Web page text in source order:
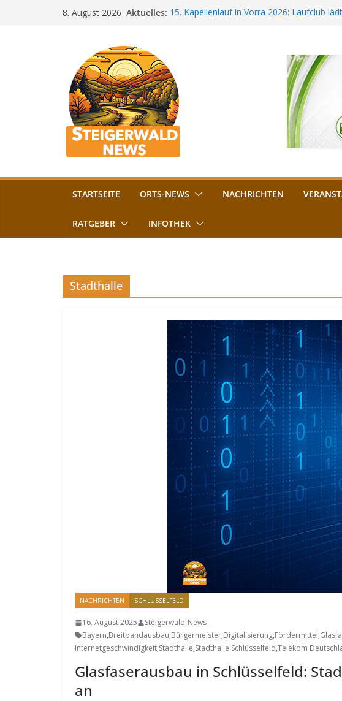
8. August 2026 Aktuelles: 15. Kapellenlauf in Vorra 2026: Laufclub
„Bamberger Böhnla“: Kaffee aus Bamberg
Lebenshilfe
Aschbacher Kerwa startet bald: Das ist
Vollsperrung am Friedhof in Schlüsselfeld:
August gesperrt
STARTSEITE ORTS-NEWS NACHRICHTEN
RATGEBER INFOTHEK
Stadthalle
NACHRICHTEN SCHLÜSSELFELD
16. August 2025
Steigerwald-News
Bayern,Breitbandausbau,Bürgermeister,Digitalisierung,Fördermittel,
Internetgeschwindigkeit,Stadthalle,Stadthalle Schlüsselfeld,Telekom
Glasfaserausbau in Schlüsselfeld:
an